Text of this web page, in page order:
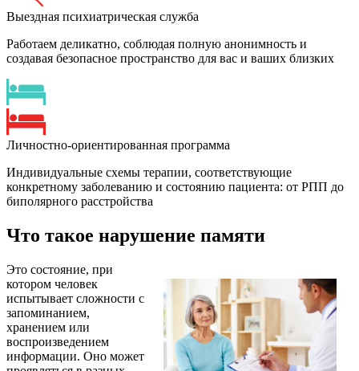
Выездная психиатрическая служба
Работаем деликатно, соблюдая полную анонимность и
создавая безопасное пространство для вас и ваших близких
Личностно-ориентированная программа
Индивидуальные схемы терапии, соответствующие
конкретному заболеванию и состоянию пациента: от РПП до
биполярного расстройства
Что такое нарушение памяти
Это состояние, при
котором человек
испытывает сложности с
запоминанием,
хранением или
воспроизведением
информации. Оно может